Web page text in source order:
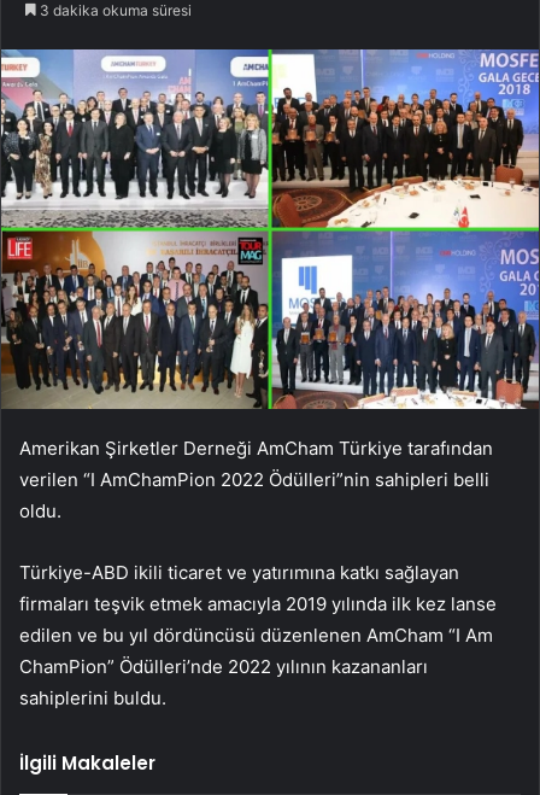
3 dakika okuma süresi
Amerikan Şirketler Derneği AmCham Türkiye tarafından
verilen “I AmChamPion 2022 Ödülleri”nin sahipleri belli
oldu.
Türkiye-ABD ikili ticaret ve yatırımına katkı sağlayan
firmaları teşvik etmek amacıyla 2019 yılında ilk kez lanse
edilen ve bu yıl dördüncüsü düzenlenen AmCham “I Am
ChamPion” Ödülleri’nde 2022 yılının kazananları
sahiplerini buldu.
İlgili Makaleler